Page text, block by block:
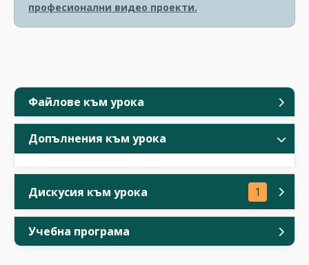
Файлове към урока
Допълнения към урока
Дискусия към урока 1
Учебна програма
професионални видео проекти.